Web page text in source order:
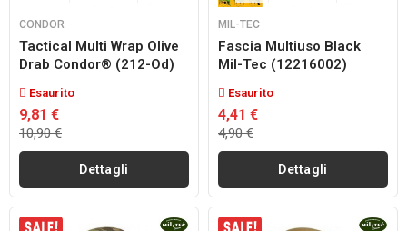
CONDOR
Tactical Multi Wrap Olive
Drab Condor® (212-Od)
Esaurito
9,81 €
10,90 €
Dettagli
MIL-TEC
Fascia Multiuso Black
Mil-Tec (12216002)
Esaurito
4,41 €
4,90 €
Dettagli